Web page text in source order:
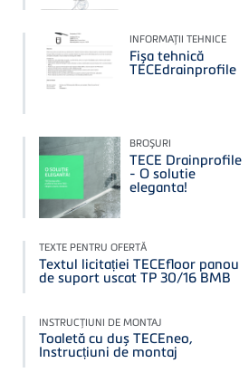
INFORMAŢII TEHNICE
Fișa tehnică
TECEdrainprofile
BROŞURI
TECE Drainprofile
- O solutie
eleganta!
TEXTE PENTRU OFERTĂ
Textul licitației TECEfloor panou
de suport uscat TP 30/16 BMB
INSTRUCŢIUNI DE MONTAJ
Toaletă cu duș TECEneo,
Instrucțiuni de montaj